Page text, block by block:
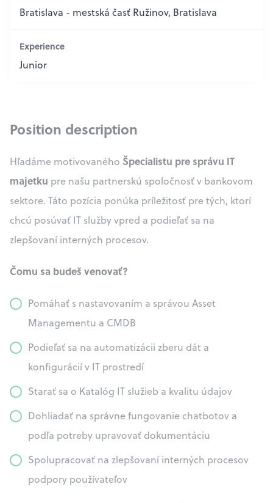
Bratislava - mestská časť Ružinov, Bratislava
Experience
Junior
Position description
Hľadáme motivovaného Špecialistu pre správu IT
majetku pre našu partnerskú spoločnosť v bankovom
sektore. Táto pozícia ponúka príležitosť pre tých, ktorí
chcú posúvať IT služby vpred a podieľať sa na
zlepšovaní interných procesov.
Čomu sa budeš venovať?
Pomáhať s nastavovaním a správou Asset
Managementu a CMDB
Podieľať sa na automatizácii zberu dát a
konfigurácií v IT prostredí
Starať sa o Katalóg IT služieb a kvalitu údajov
Dohliadať na správne fungovanie chatbotov a
podľa potreby upravovať dokumentáciu
Spolupracovať na zlepšovaní interných procesov
podpory používateľov